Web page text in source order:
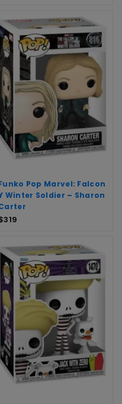
Pop Marvel: Falcon
Winter Soldier – Sharon
319